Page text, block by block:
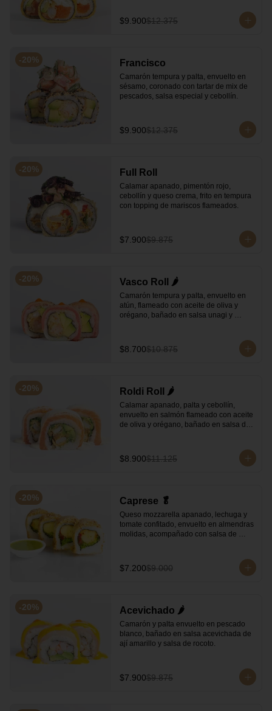
$9.900$12.375
-20% Francisco
Camarón tempura y palta, envuelto en
sésamo, coronado con tartar de mix de
pescados, salsa especial y cebollín.
$9.900$12.375
-20% Full Roll
Calamar apanado, pimentón rojo,
cebollín y queso crema, frito en tempura
con topping de mariscos flameados.
$7.900$9.875
-20% Vasco Roll 🌶️
Camarón tempura y palta, envuelto en
atún, flameado con aceite de oliva y
orégano, bañado en salsa unagi y
$8.700$10.875
-20% Roldi Roll 🌶️
Calamar apanado, palta y cebollín,
envuelto en salmón flameado con aceite
de oliva y orégano, bañado en salsa de
$8.900$11.125
-20% Caprese 🥬
Queso mozzarella apanado, lechuga y
tomate confitado, envuelto en almendras
molidas, acompañado con salsa de
$7.200$9.000
-20% Acevichado 🌶️
Camarón y palta envuelto en pescado
blanco, bañado en salsa acevichada de
ají amarillo y salsa de rocoto.
$7.900$9.875